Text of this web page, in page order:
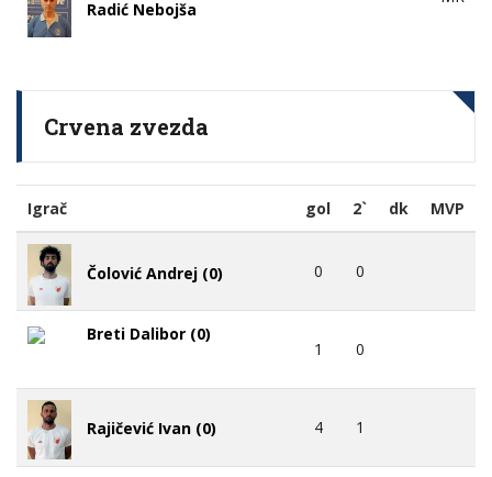
Radić Nebojša
Crvena zvezda
Igrač gol 2` dk MVP
Čolović Andrej (0) 0 0
Breti Dalibor (0)
1 0
Rajičević Ivan (0) 4 1